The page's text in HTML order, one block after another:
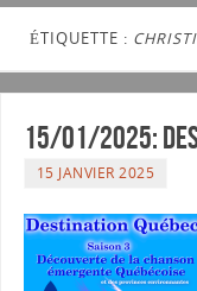
ÉTIQUETTE :
15/01/2025:
15 JANVIER 2025